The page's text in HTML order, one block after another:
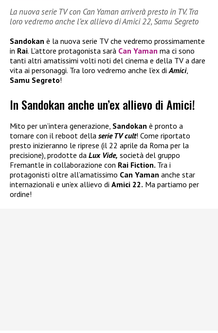
La nuova serie TV con Can Yaman arriverà presto in TV. Tra
loro vedremo anche l’ex allievo di Amici 22, Samu Segreto
Sandokan è la nuova serie TV che vedremo prossimamente
in Rai. L’attore protagonista sarà Can Yaman ma ci sono
tanti altri amatissimi volti noti del cinema e della TV a dare
vita ai personaggi. Tra loro vedremo anche l’ex di Amici,
Samu Segreto!
In Sandokan anche un’ex allievo di Amici!
Mito per un’intera generazione, Sandokan è pronto a
tornare con il reboot della serie TV cult! Come riportato
presto inizieranno le riprese (il 22 aprile da Roma per la
precisione), prodotte da Lux Vide, società del gruppo
Fremantle in collaborazione con Rai Fiction. Tra i
protagonisti oltre all’amatissimo Can Yaman anche star
internazionali e un’ex allievo di Amici 22. Ma partiamo per
ordine!